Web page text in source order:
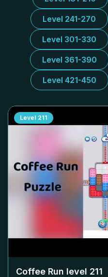
Level 241-270
Level 301-330
Level 361-390
Level 421-450
Level 211
Coffee Run level 211